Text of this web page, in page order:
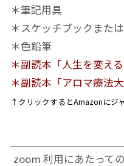
＊筆記用具
＊スケッチブックまた
＊色鉛筆
＊副読本「人生を変え
＊副読本「アロマ療法
↑クリックするとAmazonにジ
zoom 利用にあたって